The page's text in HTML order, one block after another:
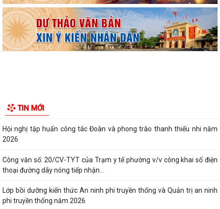
TIN MỚI
Ban đại diện Hội đồng quản trị Ngân hàng Chính sách xã hội phường
Kiến An tổ chức phiên họp giao...
TỪ NGÀY 08/8/2026: NHIỀU THỦ TỤC HÀNH CHÍNH TRỰC TUYẾN TẠI
giữa năm 2026 HĐND thành phố...
Hội nghị tập huấn công tác Đoàn và phong trào thanh thiếu nhi năm
2026
Công văn số: 20/CV-TYT của Trạm y tế phường v/v công khai số điện
thoại đường dây nóng tiếp nhận...
Lớp bồi dưỡng kiến thức An ninh phi truyền thống và Quản trị an ninh
phi truyền thống năm 2026